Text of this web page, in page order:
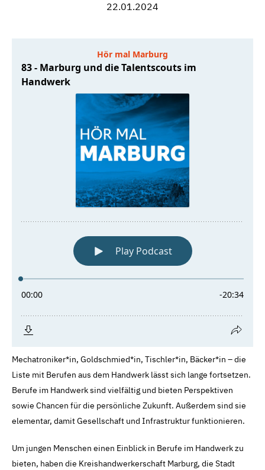
22.01.2024
Mechatroniker*in, Goldschmied*in, Tischler*in, Bäcker*in – die
Liste mit Berufen aus dem Handwerk lässt sich lange fortsetzen.
Berufe im Handwerk sind vielfältig und bieten Perspektiven
sowie Chancen für die persönliche Zukunft. Außerdem sind sie
elementar, damit Gesellschaft und Infrastruktur funktionieren.
Um jungen Menschen einen Einblick in Berufe im Handwerk zu
bieten, haben die Kreishandwerkerschaft Marburg, die Stadt